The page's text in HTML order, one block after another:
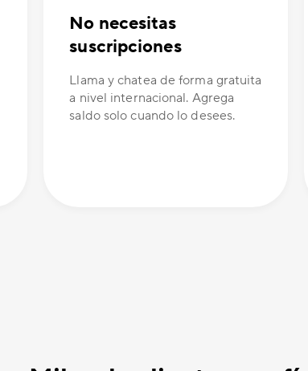
No necesitas
suscripciones
Llama y chatea de forma gratuita
a nivel internacional. Agrega
saldo solo cuando lo desees.